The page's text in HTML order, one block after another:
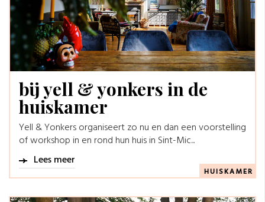
bij yell & yonkers in de
huiskamer
Yell & Yonkers organiseert zo nu en dan een voorstelling
of workshop in en rond hun huis in Sint-Mic...
Lees meer
HUISKAMER